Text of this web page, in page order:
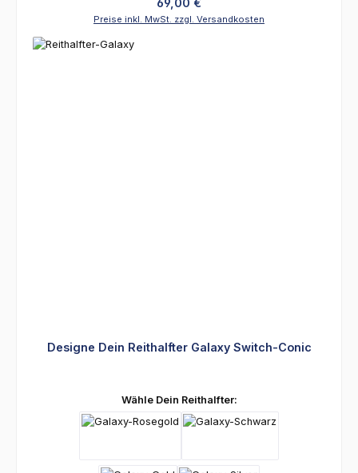
69,00 €
Preise inkl. MwSt. zzgl. Versandkosten
Designe Dein Reithalfter Galaxy Switch-Conic
Wähle Dein Reithalfter:auswählen